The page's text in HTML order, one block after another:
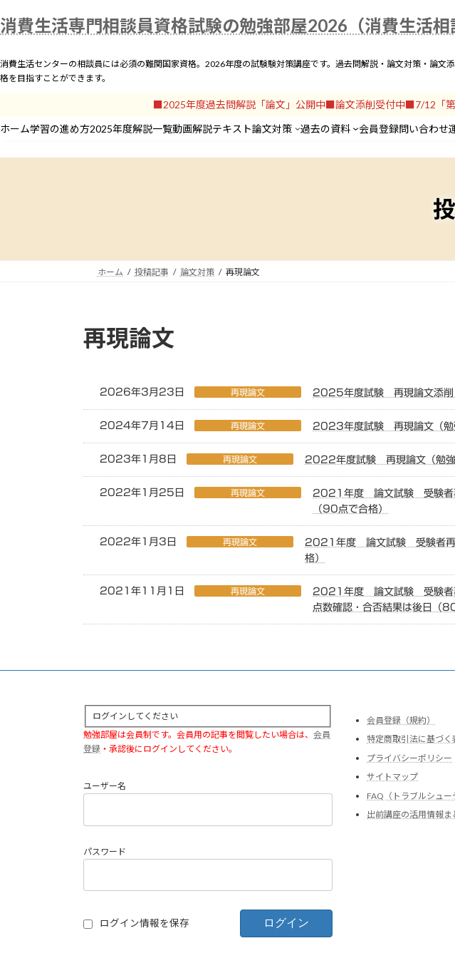
ン
ン
ツ
キ
プ
ビ
ー
シ
に
動
消費生活専門相談員資格試験の勉強部屋2026（消費生活相
消費生活センターの相談員には必須の難関国家資格。2026年度の試験験対策講座です。過去問解説・論文対策・論
格を目指すことができます。
■2025年度過去問解説「論文」公開中■論文添削受付中■7/12「
ホーム学習の進め方2025年度解説一覧動画解説テキスト論文対策 過去の資料 会員登録問い合わせ
ホーム 投稿記事 論文対策 再現論文
再現論文
2026年3月23日 再現論文 2025年度試験 再現論文添削
2024年7月14日 再現論文 2023年度試験 再現論文（勉
2023年1月8日 再現論文 2022年度試験 再現論文（勉強
2022年1月25日 再現論文
2021年度 論文試験 受験者再
（90点で合格）
2022年1月3日 再現論文
2021年度 論文試験 受験者再
格）
2021年11月1日 再現論文
2021年度 論文試験 受験者再
点数確認・合否結果は後日（
ログインしてください
勉強部屋は会員制です。会員用の記事を閲覧したい場合は、 会員
登録 ・承認後にログインしてください。
ユーザー名
パスワード
ログイン情報を保存
会員登録（規約）
特定商取引法に基づく
プライバシーポリシー
サイトマップ
FAQ（トラブルシュー
出前講座の活用情報ま